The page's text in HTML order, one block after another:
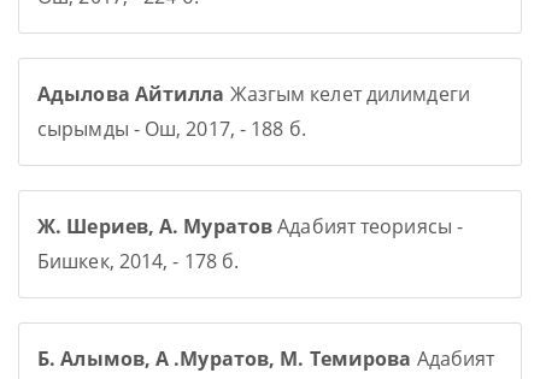
Адылова Айтилла Жазгым келет дилимдеги
сырымды - Ош, 2017, - 188 б.
Ж. Шериев, А. МуратовАдабият теориясы -
Бишкек, 2014, - 178 б.
Б. Алымов, А .Муратов, М. Темирова Адабият